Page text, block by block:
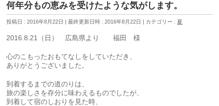
何年分もの恵みを受けたような気がします。
投稿日 : 2016年8月22日 最終更新日時 : 2016年8月22日 カテゴリー :夏
2016.8.21（日） 広島県より 福田 様
心のこもったおもてなしをしていただき、
ありがとうございました。
到着するまでの道のりは、
旅の楽しさを存分に味わえるものでしたが、
到着して宿のしおりを見た時、